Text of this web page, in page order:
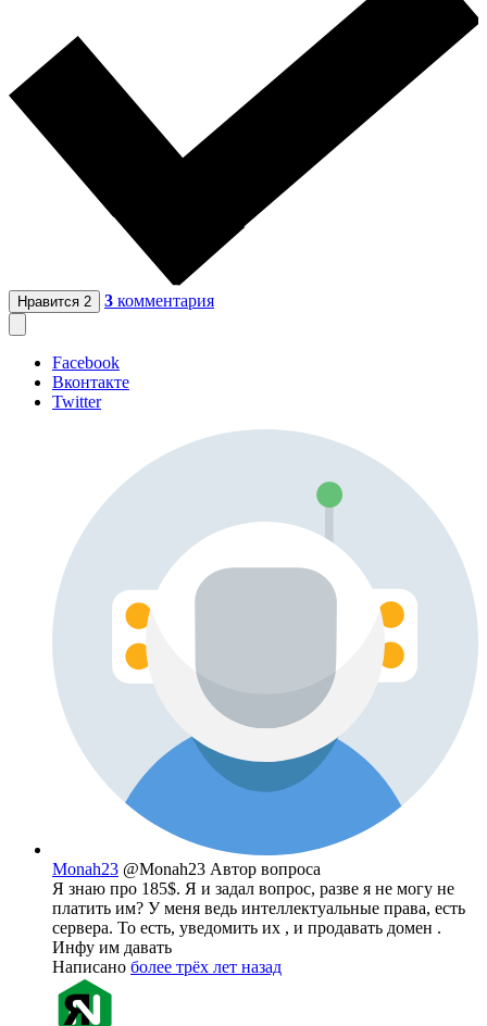
Нравится 2 3 комментария
Facebook
Вконтакте
Twitter
Monah23 @Monah23 Автор вопроса
Я знаю про 185$. Я и задал вопрос, разве я не могу не
платить им? У меня ведь интеллектуальные права, есть
сервера. То есть, уведомить их , и продавать домен .
Инфу им давать
Написано более трёх лет назад